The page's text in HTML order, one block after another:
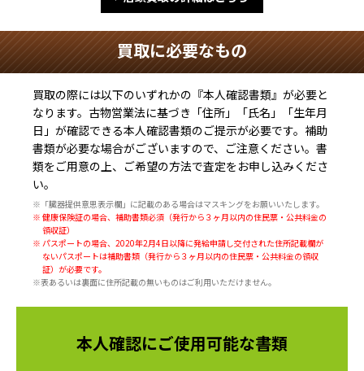
買取に必要なもの
買取の際には以下のいずれかの『本人確認書類』が必要と
なります。古物営業法に基づき 「住所」「氏名」「生年月
日」が確認できる本人確認書類のご提示が必要です。補助
書類が必要な場合がございますので、ご注意ください。書
類をご用意の上、ご希望の方法で査定をお申し込みくださ
い。
※「臓器提供意思表示欄」に記載のある場合はマスキングをお願いいたします。
※ 健康保険証の場合、補助書類必須（発行から３ヶ月以内の住民票・公共料金の
領収証）
※ パスポートの場合、2020年2月4日以降に発給申請し交付された住所記載欄が
ないパスポートは補助書類（発行から３ヶ月以内の住民票・公共料金の領収
証）が必要です。
※表あるいは裏面に住所記載の無いものはご利用いただけません。
本人確認にご使用可能な書類